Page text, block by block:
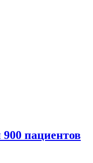
пациентов